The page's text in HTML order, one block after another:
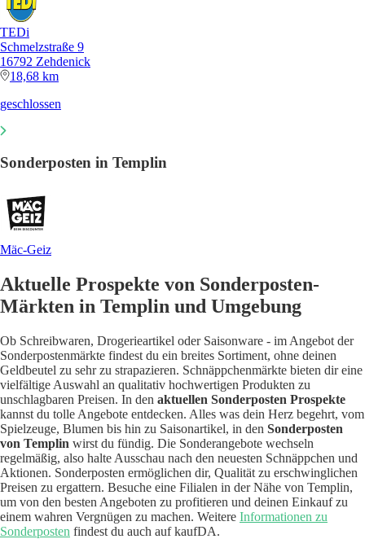
TEDi
Schmelzstraße 9
16792 Zehdenick
18,68 km
geschlossen
Sonderposten in Templin
Mäc-Geiz
Aktuelle Prospekte von Sonderposten-
Märkten in Templin und Umgebung
Ob Schreibwaren, Drogerieartikel oder Saisonware - im Angebot der
Sonderpostenmärkte findest du ein breites Sortiment, ohne deinen
Geldbeutel zu sehr zu strapazieren. Schnäppchenmärkte bieten dir eine
vielfältige Auswahl an qualitativ hochwertigen Produkten zu
unschlagbaren Preisen. In den aktuellen Sonderposten Prospekte
kannst du tolle Angebote entdecken. Alles was dein Herz begehrt, vom
Spielzeuge, Blumen bis hin zu Saisonartikel, in den Sonderposten
von Templin wirst du fündig. Die Sonderangebote wechseln
regelmäßig, also halte Ausschau nach den neuesten Schnäppchen und
Aktionen. Sonderposten ermöglichen dir, Qualität zu erschwinglichen
Preisen zu ergattern. Besuche eine Filialen in der Nähe von Templin,
um von den besten Angeboten zu profitieren und deinen Einkauf zu
einem wahren Vergnügen zu machen. Weitere Informationen zu
Sonderposten findest du auch auf kaufDA.